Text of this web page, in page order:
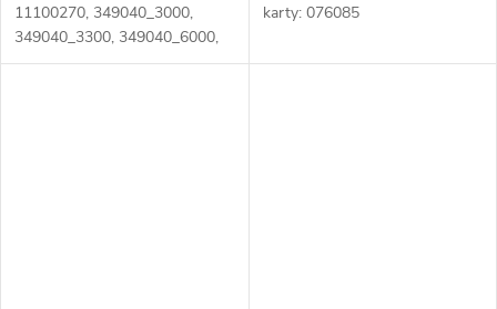
11100270, 349040_3000,
349040_3300, 349040_6000,
7R00330027 Číslo karty:
karty: 076085